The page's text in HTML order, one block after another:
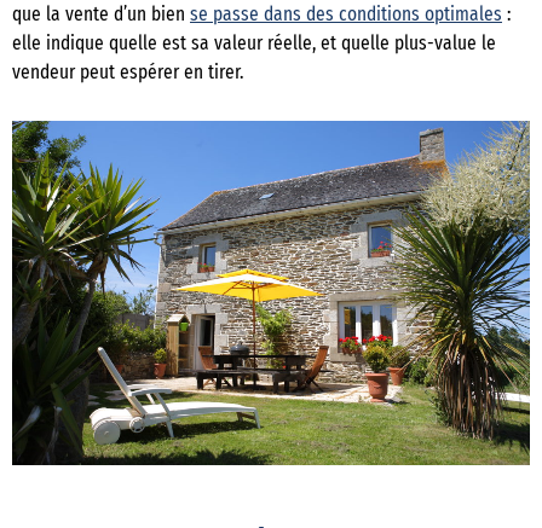
que la vente d’un bien se passe dans des conditions optimales :
elle indique quelle est sa valeur réelle, et quelle plus-value le
vendeur peut espérer en tirer.